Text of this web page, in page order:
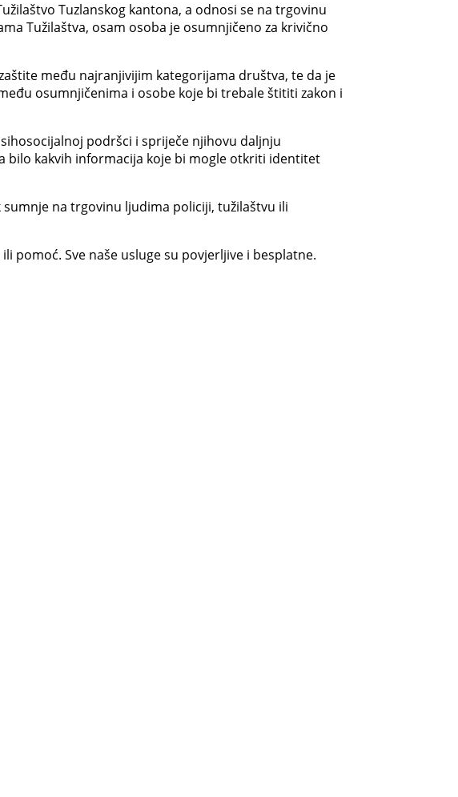
Tuzlanskog kantona, a odnosi se na trgovinu
Tužilaštva, osam osoba je osumnjičeno za krivično
među najranjivijim kategorijama društva, te da je
osumnjičenima i osobe koje bi trebale štititi zakon i
podršci i spriječe njihovu daljnju
bilo kakvih informacija koje bi mogle otkriti identitet
na trgovinu ljudima policiji, tužilaštvu ili
pomoć. Sve naše usluge su povjerljive i besplatne.